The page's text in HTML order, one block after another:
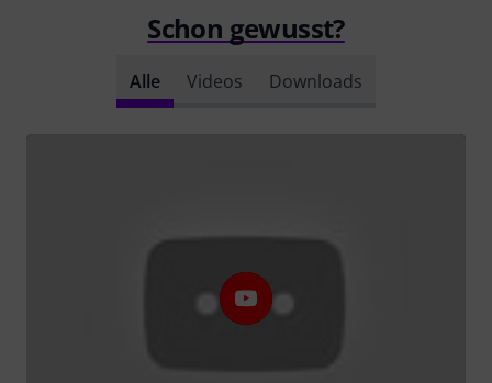
Schon gewusst?
Alle Videos Downloads